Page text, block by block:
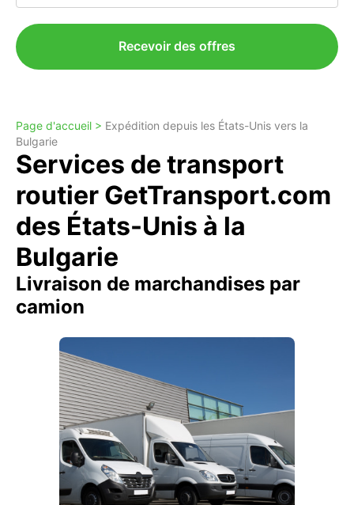
Recevoir des offres
Page d'accueil > Expédition depuis les États-Unis vers la
Bulgarie
Services de transport
routier GetTransport.com
des États-Unis à la
Bulgarie
Livraison de marchandises par
camion